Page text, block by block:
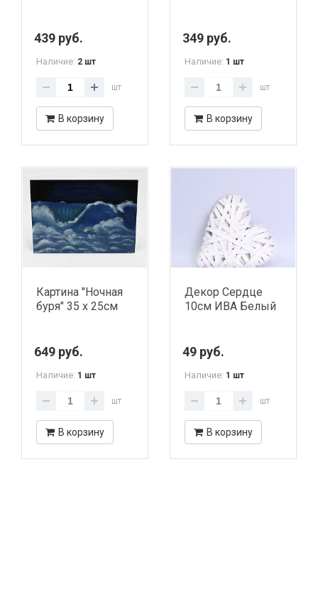
439 руб.
Наличие: 2 шт
шт
В корзину
349 руб.
Наличие: 1 шт
шт
В корзину
Картина "Ночная
буря" 35 х 25см
649 руб.
Наличие: 1 шт
шт
В корзину
Декор Сердце
10см ИВА Белый
49 руб.
Наличие: 1 шт
шт
В корзину